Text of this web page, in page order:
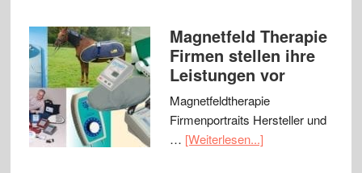
Magnetfeld Therapie
Firmen stellen ihre
Leistungen vor
Magnetfeldtherapie
Firmenportraits Hersteller und
… [Weiterlesen...]